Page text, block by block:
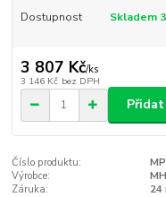
Dostupnost Skladem
3 807 Kč/ks
3 146 Kč bez DPH
Číslo produktu:
Výrobce:
Záruka:
24